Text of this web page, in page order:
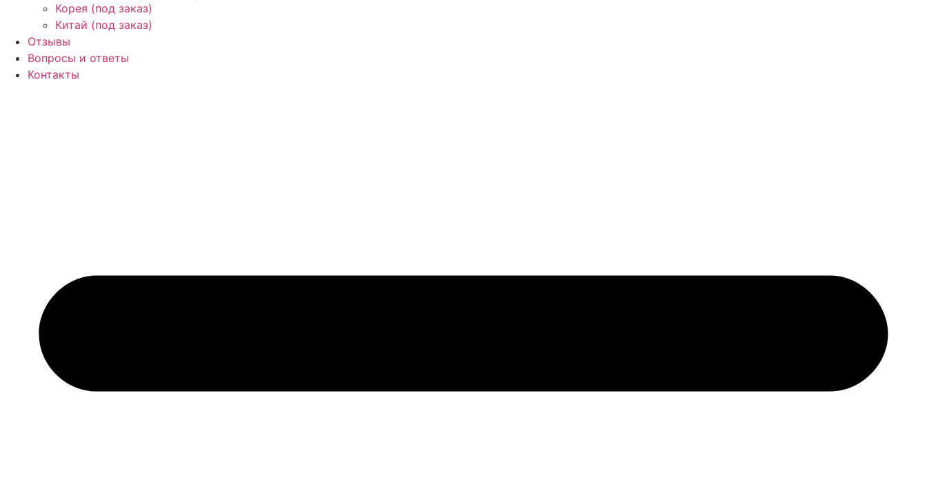
Корея (под заказ)
Китай (под заказ)
Отзывы
Вопросы и ответы
Контакты